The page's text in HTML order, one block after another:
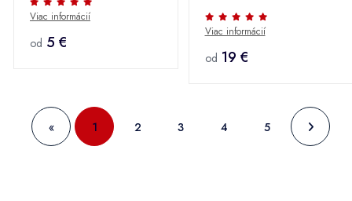
Viac informácií
od 5 €
Opti-Free 355ml
Viac informácií
od 19 €
« 1 2 3 4 5